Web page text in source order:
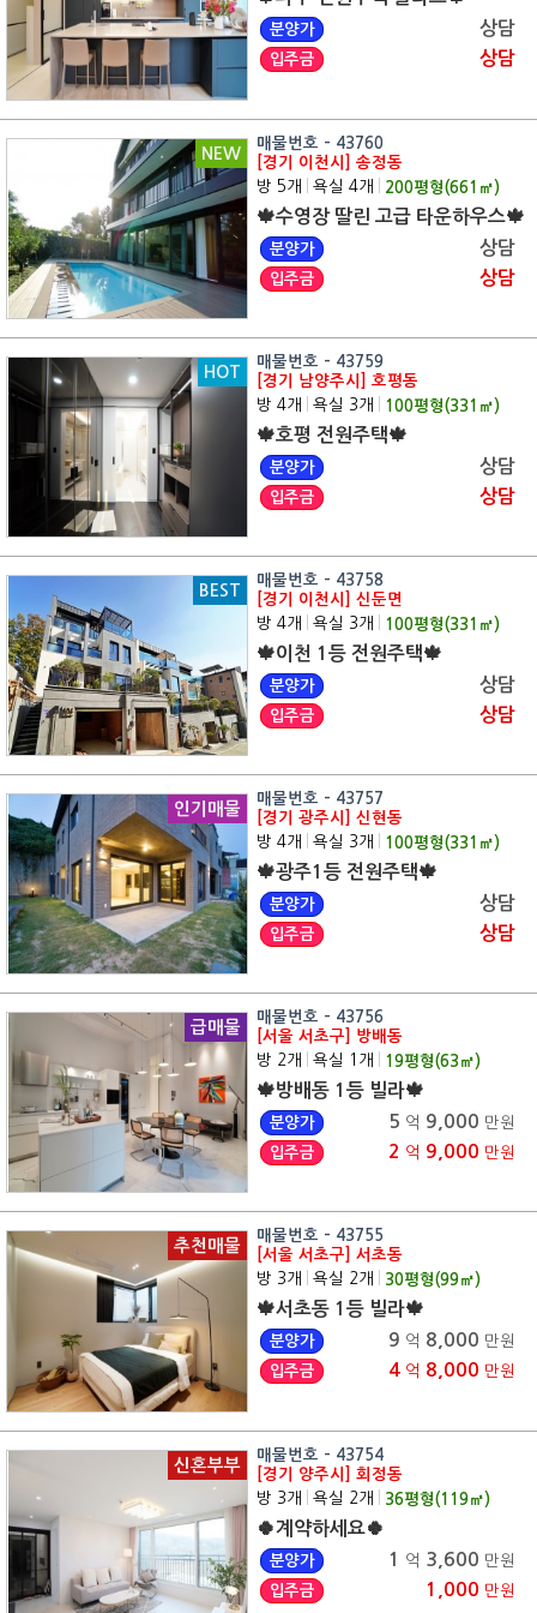
분양가 상담
입주금 상담
NEW
매물번호 - 43760
[경기 이천시] 송정동
방 5개
욕실 4개 200평형(661 ㎡)
🍁수영장 딸린 고급 타운하우스🍁
분양가 상담
입주금 상담
HOT
매물번호 - 43759
[경기 남양주시] 호평동
방 4개
욕실 3개 100평형(331 ㎡)
🍁호평 전원주택🍁
분양가 상담
입주금 상담
BEST
매물번호 - 43758
[경기 이천시] 신둔면
방 4개
욕실 3개 100평형(331 ㎡)
🍁이천 1등 전원주택🍁
분양가 상담
입주금 상담
인기매물
매물번호 - 43757
[경기 광주시] 신현동
방 4개
욕실 3개 100평형(331 ㎡)
🍁광주1등 전원주택🍁
분양가 상담
입주금 상담
급매물
매물번호 - 43756
[서울 서초구] 방배동
방 2개
욕실 1개 19평형(63㎡)
🍁방배동 1등 빌라🍁
분양가 5 억 9,000 만원
입주금
2 억 9,000 만원
추천매물
매물번호 - 43755
[서울 서초구] 서초동
방 3개
욕실 2개 30평형(99㎡)
🍁서초동 1등 빌라🍁
분양가 9 억 8,000 만원
입주금
4 억 8,000 만원
신혼부부
매물번호 - 43754
[경기 양주시] 회정동
방 3개
욕실 2개 36평형(119㎡)
🍀계약하세요🍀
분양가 1 억 3,600 만원
입주금
1,000 만원